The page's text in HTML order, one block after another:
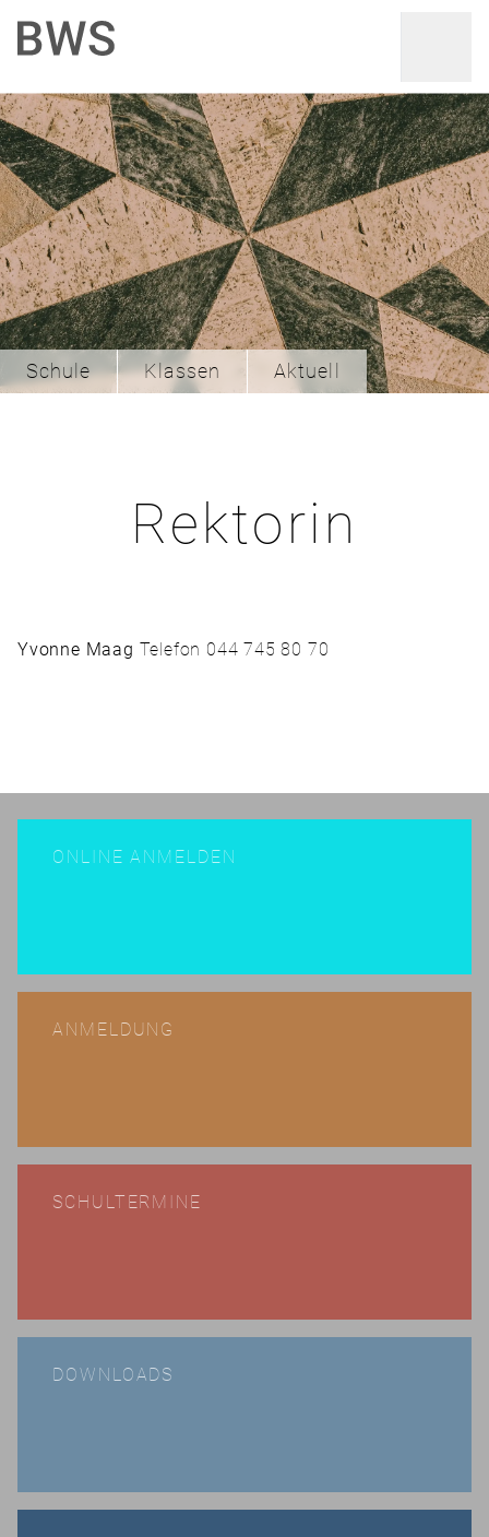
Schule Klassen Aktuell
Rektorin
Yvonne Maag Telefon 044 745 80 70
ONLINE ANMELDEN
ANMELDUNG
SCHULTERMINE
DOWNLOADS